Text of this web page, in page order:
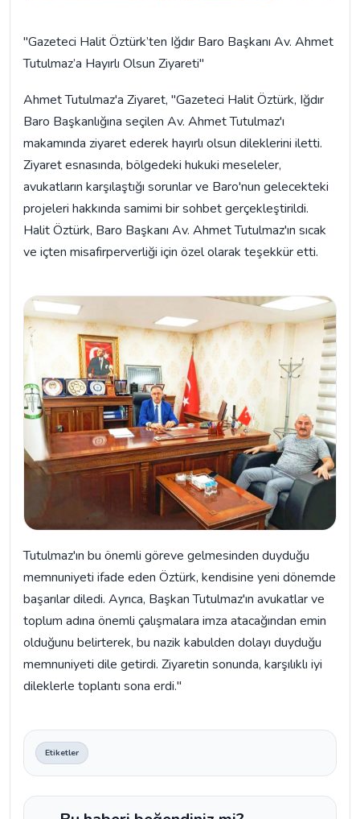
"Gazeteci Halit Öztürk’ten Iğdır Baro Başkanı Av. Ahmet
Tutulmaz’a Hayırlı Olsun Ziyareti"
Ahmet Tutulmaz'a Ziyaret, "Gazeteci Halit Öztürk, Iğdır
Baro Başkanlığına seçilen Av. Ahmet Tutulmaz'ı
makamında ziyaret ederek hayırlı olsun dileklerini iletti.
Ziyaret esnasında, bölgedeki hukuki meseleler,
avukatların karşılaştığı sorunlar ve Baro'nun gelecekteki
projeleri hakkında samimi bir sohbet gerçekleştirildi.
Halit Öztürk, Baro Başkanı Av. Ahmet Tutulmaz'ın sıcak
ve içten misafirperverliği için özel olarak teşekkür etti.
Tutulmaz'ın bu önemli göreve gelmesinden duyduğu
memnuniyeti ifade eden Öztürk, kendisine yeni dönemde
başarılar diledi. Ayrıca, Başkan Tutulmaz'ın avukatlar ve
toplum adına önemli çalışmalara imza atacağından emin
olduğunu belirterek, bu nazik kabulden dolayı duyduğu
memnuniyeti dile getirdi. Ziyaretin sonunda, karşılıklı iyi
dileklerle toplantı sona erdi."
Etiketler